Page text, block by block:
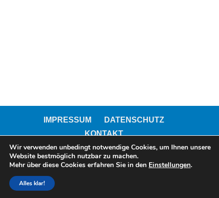
IMPRESSUM
DATENSCHUTZ
KONTAKT
Wir verwenden unbedingt notwendige Cookies, um Ihnen unsere
Website bestmöglich nutzbar zu machen.
Mehr über diese Cookies erfahren Sie in den Einstellungen.
Alles klar!